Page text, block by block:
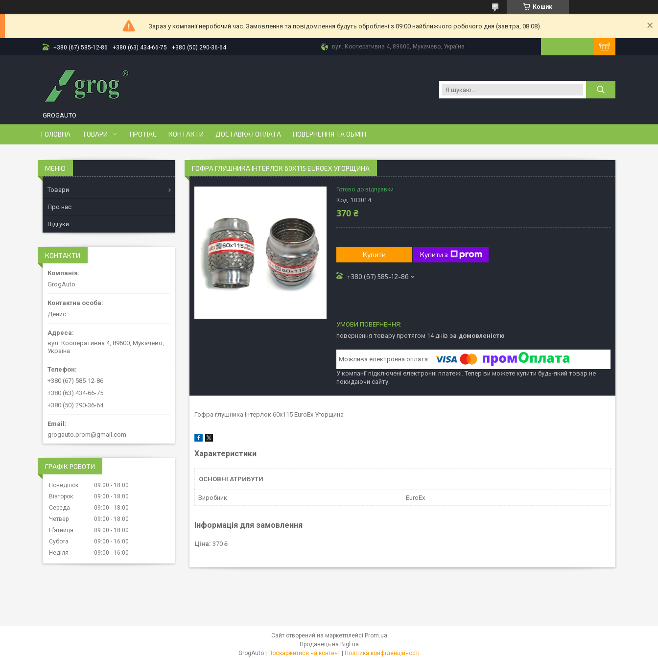
Кошик
Зараз у компанії неробочий час. Замовлення та повідомлення будуть оброблені з 09:00 найближчого робочого дня (завтра, 08.08).
+380 (67) 585-12-86 +380 (63) 434-66-75 +380 (50) 290-36-64 вул. Кооперативна 4, 89600, Мукачево, Україна
GROGAUTO
ГОЛОВНА ТОВАРИ ПРО НАС КОНТАКТИ ДОСТАВКА І ОПЛАТА ПОВЕРНЕННЯ ТА ОБМІН
ГОФРА ГЛУШНИКА ІНТЕРЛОК 60X115 EUROEX УГОРЩИНА
Готово до відправки
Код: 103014
370 ₴
Купити Купити з
+380 (67) 585-12-86
повернення товару протягом 14 днів за домовленістю
У компанії підключені електронні платежі. Тепер ви можете купити будь-який товар не
покидаючи сайту.
Гофра глушника Інтерлок 60x115 EuroEx Угорщина
Характеристики
ОСНОВНІ АТРИБУТИ
Виробник EuroEx
Інформація для замовлення
Ціна: 370 ₴
Товари
Про нас
Відгуки
КОНТАКТИ
GrogAuto
Денис
вул. Кооперативна 4, 89600, Мукачево,
Україна
+380 (67) 585-12-86
+380 (63) 434-66-75
+380 (50) 290-36-64
grogauto.prom@gmail.com
ГРАФІК РОБОТИ
Понеділок 09:00
18:00
Вівторок
09:00
18:00
Середа
09:00
18:00
Четвер
09:00
18:00
Пʼятниця
09:00
18:00
Субота
09:00
16:00
Неділя
09:00 16:00
Сайт створений на маркетплейсі Prom.ua
Продавець на Bigl.ua
GrogAuto | Поскаржитися на контент | Політика конфіденційності